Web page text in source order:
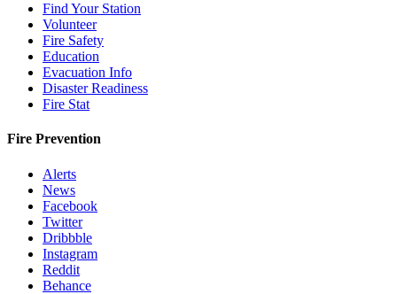
Find Your Station
Volunteer
Fire Safety
Education
Evacuation Info
Disaster Readiness
Fire Stat
Fire Prevention
Alerts
News
Facebook
Twitter
Dribbble
Instagram
Reddit
Behance